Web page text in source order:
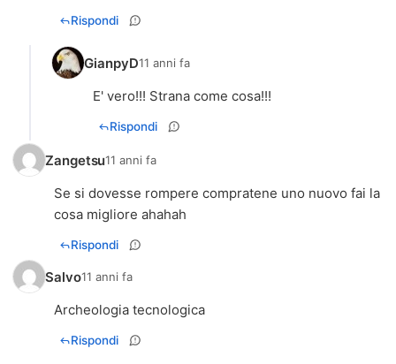
Rispondi
GianpyD11 anni fa
E' vero!!! Strana come cosa!!!
Rispondi
Zangetsu11 anni fa
Se si dovesse rompere compratene uno nuovo fai la
cosa migliore ahahah
Rispondi
Salvo11 anni fa
Archeologia tecnologica
Rispondi